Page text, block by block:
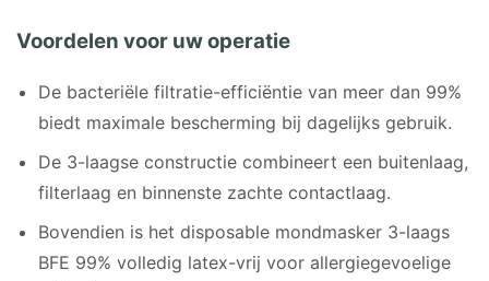
Voordelen voor uw operatie
De bacteriële filtratie-efficiëntie van meer dan 99%
biedt maximale bescherming bij dagelijks gebruik.
De 3-laagse constructie combineert een buitenlaag,
filterlaag en binnenste zachte contactlaag.
Bovendien is het disposable mondmasker 3-laags
BFE 99% volledig latex-vrij voor allergiegevoelige